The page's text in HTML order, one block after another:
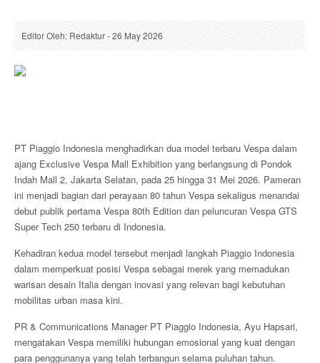
Editor Oleh: Redaktur - 26 May 2026
PT Piaggio Indonesia menghadirkan dua model terbaru Vespa dalam
ajang Exclusive Vespa Mall Exhibition yang berlangsung di Pondok
Indah Mall 2, Jakarta Selatan, pada 25 hingga 31 Mei 2026. Pameran
ini menjadi bagian dari perayaan 80 tahun Vespa sekaligus menandai
debut publik pertama Vespa 80th Edition dan peluncuran Vespa GTS
Super Tech 250 terbaru di Indonesia.
Kehadiran kedua model tersebut menjadi langkah Piaggio Indonesia
dalam memperkuat posisi Vespa sebagai merek yang memadukan
warisan desain Italia dengan inovasi yang relevan bagi kebutuhan
mobilitas urban masa kini.
PR & Communications Manager PT Piaggio Indonesia, Ayu Hapsari,
mengatakan Vespa memiliki hubungan emosional yang kuat dengan
para penggunanya yang telah terbangun selama puluhan tahun.